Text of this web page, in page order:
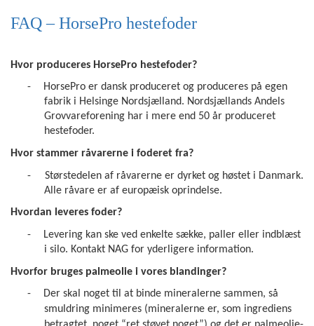
FAQ – HorsePro hestefoder
Hvor produceres HorsePro hestefoder?
-
HorsePro er dansk produceret og produceres på egen
fabrik i Helsinge Nordsjælland. Nordsjællands Andels
Grovvareforening har i mere end 50 år produceret
hestefoder.
Hvor stammer råvarerne i foderet fra?
-
Størstedelen af råvarerne er dyrket og høstet i Danmark.
Alle råvare er af europæisk oprindelse.
Hvordan leveres foder?
-
Levering kan ske ved enkelte sække, paller eller indblæst
i silo. Kontakt NAG for yderligere information.
Hvorfor bruges palmeolie i vores blandinger?
-
Der skal noget til at binde mineralerne sammen, så
smuldring minimeres (mineralerne er, som ingrediens